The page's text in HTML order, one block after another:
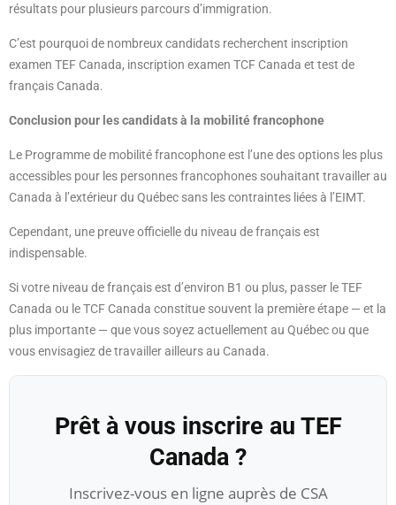
résultats pour plusieurs parcours d’immigration.
C’est pourquoi de nombreux candidats recherchent inscription
examen TEF Canada, inscription examen TCF Canada et test de
français Canada.
Conclusion pour les candidats à la mobilité francophone
Le Programme de mobilité francophone est l’une des options les plus
accessibles pour les personnes francophones souhaitant travailler au
Canada à l’extérieur du Québec sans les contraintes liées à l’EIMT.
Cependant, une preuve officielle du niveau de français est
indispensable.
Si votre niveau de français est d’environ B1 ou plus, passer le TEF
Canada ou le TCF Canada constitue souvent la première étape — et la
plus importante — que vous soyez actuellement au Québec ou que
vous envisagiez de travailler ailleurs au Canada.
Prêt à vous inscrire au TEF
Canada ?
Inscrivez-vous en ligne auprès de CSA